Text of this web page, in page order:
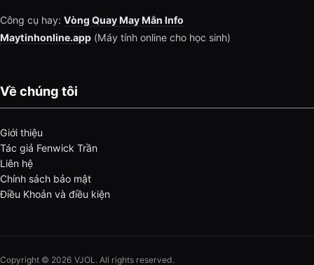
Công cụ hay: Vòng Quay May Mắn Info
Maytinhonline.app (Máy tính online cho học sinh)
Về chúng tôi
Giới thiệu
Tác giả Fenwick Trần
Liên hệ
Chính sách bảo mật
Điều Khoản và điều kiện
Copyright © 2026 VJOL. All rights reserved.